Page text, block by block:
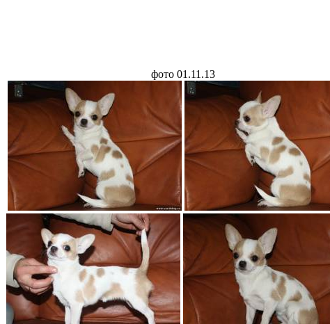
фото 01.11.13